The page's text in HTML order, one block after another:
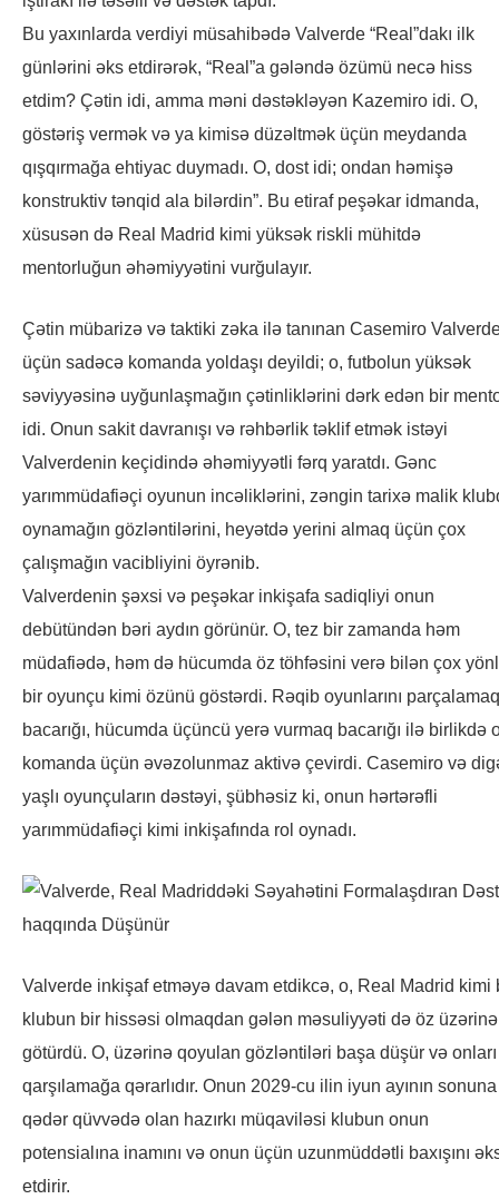
Bu yaxınlarda verdiyi müsahibədə Valverde “Real”dakı ilk
günlərini əks etdirərək, “Real”a gələndə özümü necə hiss
etdim? Çətin idi, amma məni dəstəkləyən Kazemiro idi. O,
göstəriş vermək və ya kimisə düzəltmək üçün meydanda
qışqırmağa ehtiyac duymadı. O, dost idi; ondan həmişə
konstruktiv tənqid ala bilərdin”. Bu etiraf peşəkar idmanda,
xüsusən də Real Madrid kimi yüksək riskli mühitdə
mentorluğun əhəmiyyətini vurğulayır.
Çətin mübarizə və taktiki zəka ilə tanınan Casemiro
üçün sadəcə komanda yoldaşı deyildi; o, futbolun yüksək
səviyyəsinə uyğunlaşmağın çətinliklərini dərk edən bir
idi. Onun sakit davranışı və rəhbərlik təklif etmək istəyi
Valverdenin keçidində əhəmiyyətli fərq yaratdı. Gənc
yarımmüdafiəçi oyunun incəliklərini, zəngin tarixə malik
oynamağın gözləntilərini, heyətdə yerini almaq üçün çox
çalışmağın vacibliyini öyrənib.
Valverdenin şəxsi və peşəkar inkişafa sadiqliyi onun
debütündən bəri aydın görünür. O, tez bir zamanda həm
müdafiədə, həm də hücumda öz töhfəsini verə bilən çox
bir oyunçu kimi özünü göstərdi. Rəqib oyunlarını parçalamaq
bacarığı, hücumda üçüncü yerə vurmaq bacarığı ilə birlikdə
komanda üçün əvəzolunmaz aktivə çevirdi. Casemiro və
yaşlı oyunçuların dəstəyi, şübhəsiz ki, onun hərtərəfli
yarımmüdafiəçi kimi inkişafında rol oynadı.
Valverde inkişaf etməyə davam etdikcə, o, Real Madrid kimi
klubun bir hissəsi olmaqdan gələn məsuliyyəti də öz üzərinə
götürdü. O, üzərinə qoyulan gözləntiləri başa düşür və onları
qarşılamağa qərarlıdır. Onun 2029-cu ilin iyun ayının sonuna
qədər qüvvədə olan hazırkı müqaviləsi klubun onun
potensialına inamını və onun üçün uzunmüddətli baxışını
etdirir.